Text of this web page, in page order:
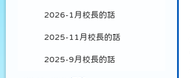
2026-1月校長的話
2025-11月校長的話
2025-9月校長的話